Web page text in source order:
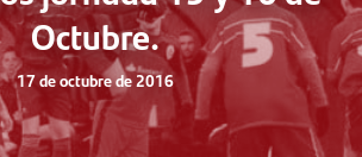
Octubre.
17 de octubre de 2016